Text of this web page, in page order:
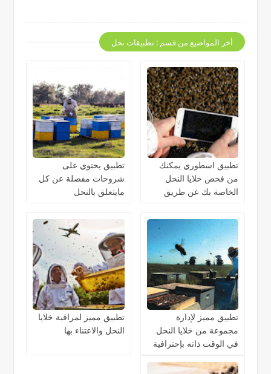
أخر المواضيع من قسم : تطبيقات نحل
تطبيق اسطوري يمكنك
من فحص خلايا النحل
الخاصة بك عن طريق
تطبيق يحتوي على
شروحات مفصلة عن كل
مايتعلق بالنحل
تطبيق مميز لإدارة
مجموعة من خلايا النحل
في الوقت ذاته بإحترافية
تطبيق مميز لمراقبة خلايا
النحل والاعتناء بها